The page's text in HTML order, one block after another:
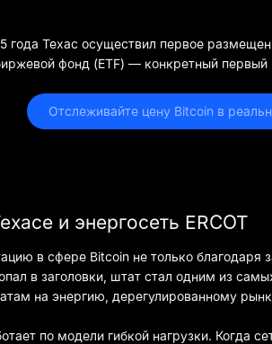
года Техас осуществил первое
фонд (ETF) — конкретный первый
Отслеживайте цену Bitcoin в
и энергосеть ERCOT
в сфере Bitcoin не только благодаря
в заголовки, штат стал одним из
на энергию, дерегулированному
по модели гибкой нагрузки. Когда